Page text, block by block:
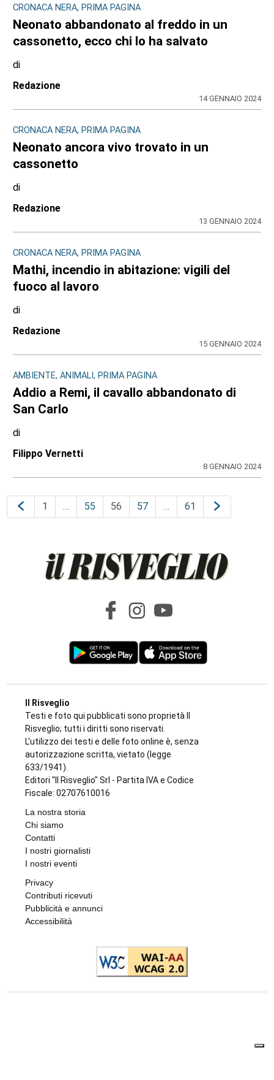
CRONACA NERA, PRIMA PAGINA
Neonato abbandonato al freddo in un
cassonetto, ecco chi lo ha salvato
di
Redazione
14 GENNAIO 2024
CRONACA NERA, PRIMA PAGINA
Neonato ancora vivo trovato in un
cassonetto
di
Redazione
13 GENNAIO 2024
CRONACA NERA, PRIMA PAGINA
Mathi, incendio in abitazione: vigili del
fuoco al lavoro
di
Redazione
15 GENNAIO 2024
AMBIENTE, ANIMALI, PRIMA PAGINA
Addio a Remi, il cavallo abbandonato di
San Carlo
di
Filippo Vernetti
8 GENNAIO 2024
1 … 55 56 57 … 61
Il Risveglio
Testi e foto qui pubblicati sono proprietà Il
Risveglio; tutti i diritti sono riservati.
L'utilizzo dei testi e delle foto online è, senza
autorizzazione scritta, vietato (legge
633/1941).
Editori "Il Risveglio" Srl - Partita IVA e Codice
Fiscale: 02707610016
La nostra storia
Chi siamo
Contatti
I nostri giornalisti
I nostri eventi
Privacy
Contributi ricevuti
Pubblicità e annunci
Accessibilità